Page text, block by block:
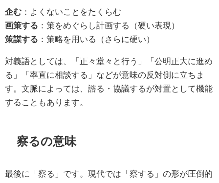
企む ：よくないことをたくらむ
画策する ：策をめぐらし計画する（硬い表現）
策謀する ：策略を用いる（さらに硬い）
対義語としては、「正々堂々と行う」「公明正大に進め
る」「率直に相談する」などが意味の反対側に立ちま
す。文脈によっては、諮る・協議するが対置として機能
することもあります。
察るの意味
最後に「察る」です。現代では「察する」の形が圧倒的